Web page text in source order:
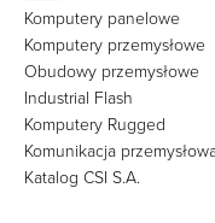
Komputery panelowe
Komputery przemysłowe
Obudowy przemysłowe
Industrial Flash
Komputery Rugged
Komunikacja
Katalog CSI S.A.